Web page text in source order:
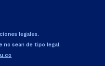
legales.
no sean de tipo legal.